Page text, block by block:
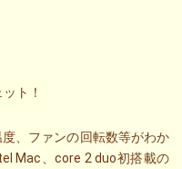
ット！
、ファンの回転数等がわか
Mac、core 2 duo初搭載の